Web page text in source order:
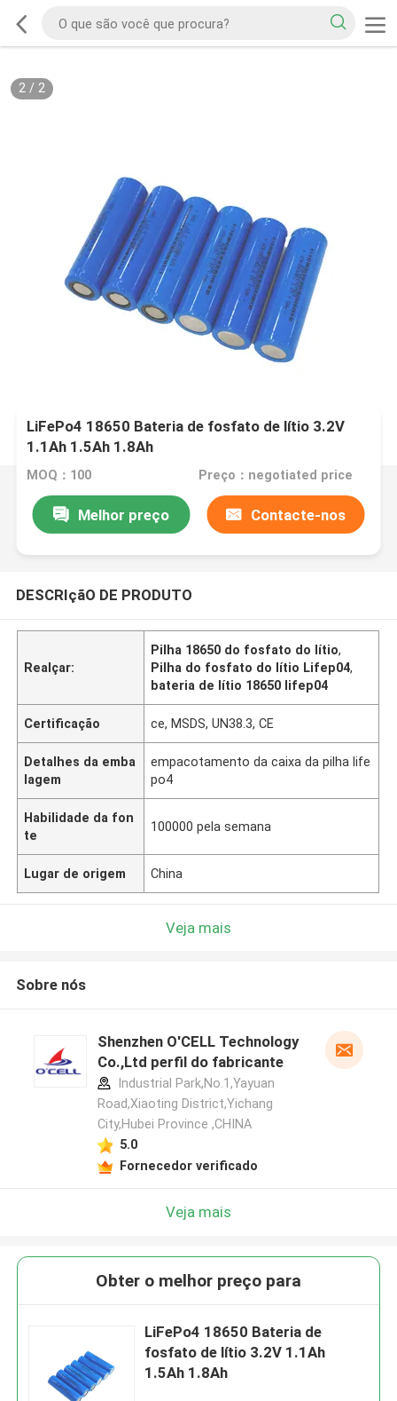
2/ 2
LiFePo4 18650 Bateria de fosfato de lítio 3.2V
1.1Ah 1.5Ah 1.8Ah
MOQ：100 Preço：negotiated price
Melhor preço Contacte-nos
DESCRIçãO DE PRODUTO
Realçar:
Pilha 18650 do fosfato do lítio,
Pilha do fosfato do lítio Lifep04,
bateria de lítio 18650 lifep04
Certificação ce, MSDS, UN38.3, CE
Detalhes da emba
lagem
empacotamento da caixa da pilha life
po4
Habilidade da fon
te
100000 pela semana
Lugar de origem China
Veja mais
Sobre nós
Shenzhen O'CELL Technology
Co.,Ltd perfil do fabricante
Industrial Park,No.1,Yayuan
Road,Xiaoting District,Yichang
City,Hubei Province ,CHINA
5.0
Fornecedor verificado
Veja mais
Obter o melhor preço para
LiFePo4 18650 Bateria de
fosfato de lítio 3.2V 1.1Ah
1.5Ah 1.8Ah